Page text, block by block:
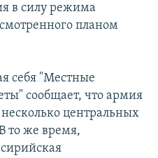
в силу режима
планом
себя "Местные
сообщает, что армия
центральных
то же время,